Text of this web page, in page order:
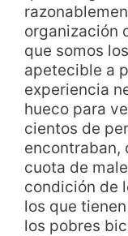
organización
que somos
apetecible a
experiencia
hueco para
cientos de
encontraban,
cuota de
condición de
los que
los pobres